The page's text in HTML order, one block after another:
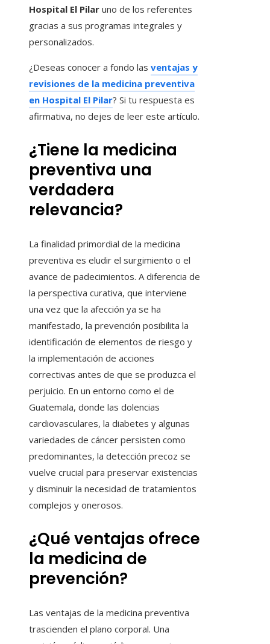
Hospital El Pilar uno de los referentes
gracias a sus programas integrales y
personalizados.
¿Deseas conocer a fondo las ventajas y
revisiones de la medicina preventiva
en Hospital El Pilar? Si tu respuesta es
afirmativa, no dejes de leer este artículo.
¿Tiene la medicina
preventiva una
verdadera
relevancia?
La finalidad primordial de la medicina
preventiva es eludir el surgimiento o el
avance de padecimientos. A diferencia de
la perspectiva curativa, que interviene
una vez que la afección ya se ha
manifestado, la prevención posibilita la
identificación de elementos de riesgo y
la implementación de acciones
correctivas antes de que se produzca el
perjuicio. En un entorno como el de
Guatemala, donde las dolencias
cardiovasculares, la diabetes y algunas
variedades de cáncer persisten como
predominantes, la detección precoz se
vuelve crucial para preservar existencias
y disminuir la necesidad de tratamientos
complejos y onerosos.
¿Qué ventajas ofrece
la medicina de
prevención?
Las ventajas de la medicina preventiva
trascienden el plano corporal. Una